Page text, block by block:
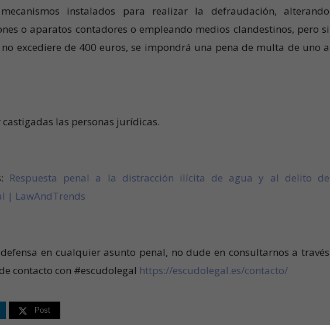
instalados para realizar la defraudación, alterando
o aparatos contadores o empleando medios clandestinos, pero si
excediere de 400 euros, se impondrá una pena de multa de uno a
las personas jurídicas.
Respuesta penal a la distracción ilícita de agua y al delito de
| LawAndTrends
en cualquier asunto penal, no dude en consultarnos a través
contacto con #escudolegal https://escudolegal.es/contacto/
Post